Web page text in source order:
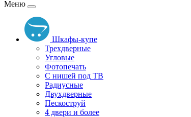
Меню
Шкафы-купе
Трехдверные
Угловые
Фотопечать
С нишей под ТВ
Радиусные
Двухдверные
Пескоструй
4 двери и более